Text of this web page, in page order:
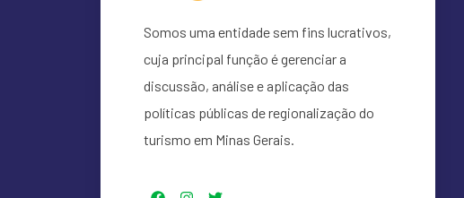
Somos uma entidade sem fins lucrativos,
cuja principal função é gerenciar a
discussão, análise e aplicação das
políticas públicas de regionalização do
turismo em Minas Gerais.